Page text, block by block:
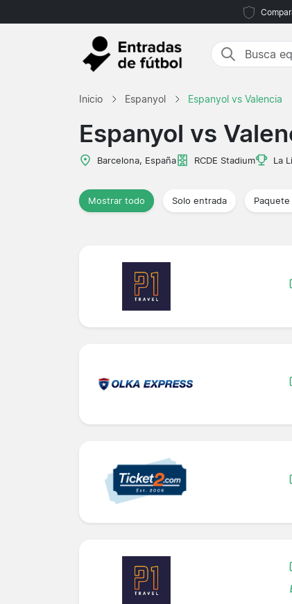
Inicio Espanyol Espanyol vs Valencia
Espanyol vs
Barcelona, España RCDE Stadium La
Mostrar todo Solo entrada